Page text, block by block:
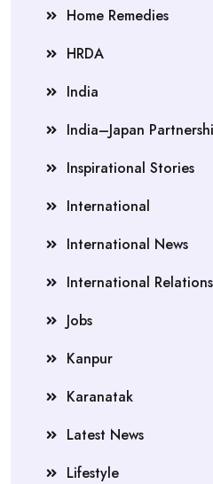
Home Remedies
HRDA
India
India–Japan
Inspirational Stories
International
International News
International Relations
Jobs
Kanpur
Karanatak
Latest News
Lifestyle